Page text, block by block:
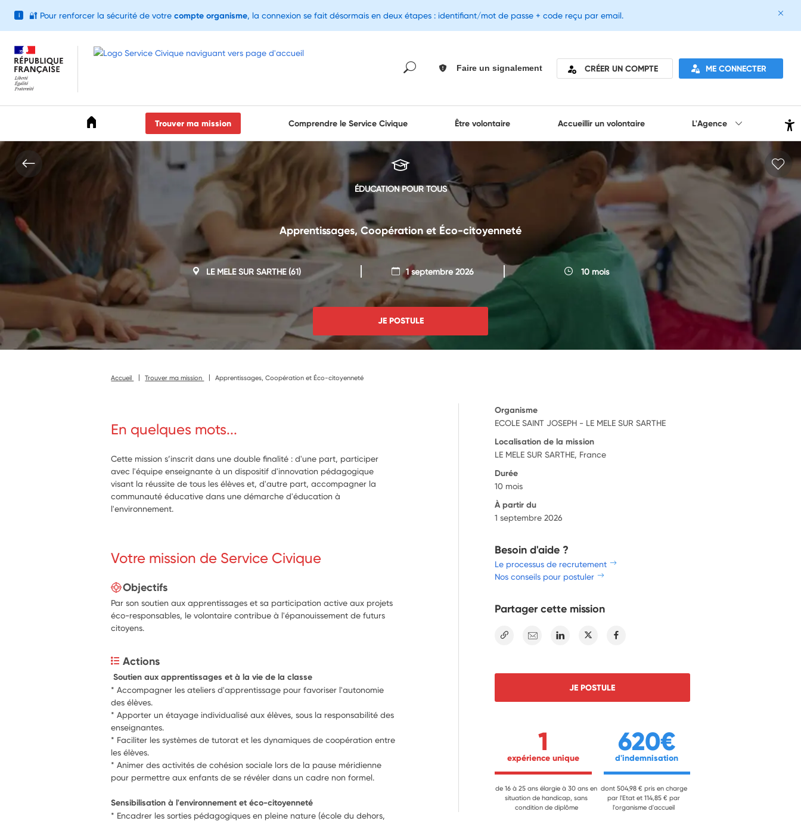
Faire un signalement CRÉER UN COMPTE ME CONNECTER
Trouver ma mission Comprendre le Service Civique Être volontaire Accueillir un volontaire L'Agence
ÉDUCATION POUR TOUS
Apprentissages, Coopération et Éco-citoyenneté
LE MELE SUR SARTHE(61) 1 septembre 2026 10 mois
JE POSTULE
Accueil Trouver ma mission Apprentissages, Coopération et Éco-citoyenneté
En quelques mots...
Cette mission s’inscrit dans une double finalité : d'une part, participer
avec l'équipe enseignante à un dispositif d'innovation pédagogique
visant la réussite de tous les élèves et, d'autre part, accompagner la
communauté éducative dans une démarche d'éducation à
l'environnement.
Votre mission de Service Civique
Objectifs
Par son soutien aux apprentissages et sa participation active aux projets
éco-responsables, le volontaire contribue à l'épanouissement de futurs
citoyens.
Actions
Soutien aux apprentissages et à la vie de la classe
* Accompagner les ateliers d'apprentissage pour favoriser l'autonomie
des élèves.
* Apporter un étayage individualisé aux élèves, sous la responsabilité des
enseignantes.
* Faciliter les systèmes de tutorat et les dynamiques de coopération entre
les élèves.
* Animer des activités de cohésion sociale lors de la pause méridienne
pour permettre aux enfants de se révéler dans un cadre non formel.
Sensibilisation à l'environnement et éco-citoyenneté
* Encadrer les sorties pédagogiques en pleine nature (école du dehors,
Organisme
ECOLE SAINT JOSEPH - LE MELE SUR SARTHE
Localisation de la mission
LE MELE SUR SARTHE, France
Durée
10 mois
À partir du
1 septembre 2026
Besoin d'aide ?
Le processus de recrutement
Nos conseils pour postuler
Partager cette mission
E-mail Linkedin Twitter
JE POSTULE
1
expérience unique
de 16 à 25 ans élargie à 30 ans en
situation de handicap, sans
condition de diplôme
620€
d'indemnisation
dont 504,98 € pris en charge
par l'Etat et 114,85 € par
l'organisme d'accueil
i 🔐 Pour renforcer la sécurité de votre compte organisme, la connexion se fait désormais en deux étapes : identifiant/mot de passe + code reçu par email.